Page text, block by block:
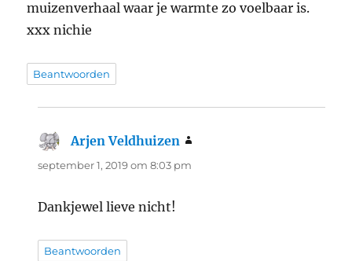
muizenverhaal waar je warmte zo voelbaar is.
xxx nichie
Beantwoorden
Arjen Veldhuizen
september 1, 2019 om 8:03 pm
Dankjewel lieve nicht!
Beantwoorden